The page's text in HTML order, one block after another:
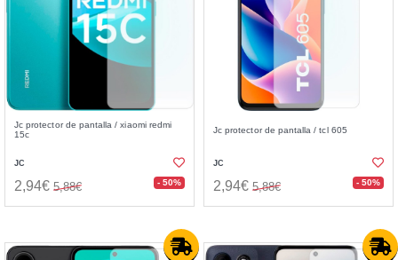
Jc protector de pantalla / xiaomi redmi
15c
JC
2,94€ 5,88€ - 50%
Jc protector de pantalla / tcl 605
JC
2,94€ 5,88€ - 50%